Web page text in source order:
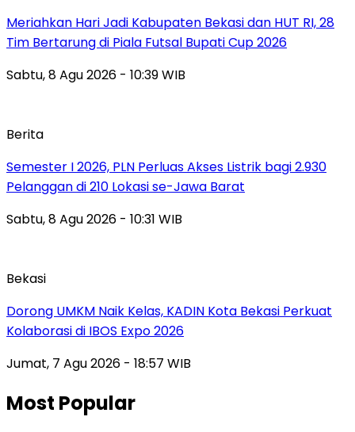
Meriahkan Hari Jadi Kabupaten Bekasi dan HUT RI, 28
Tim Bertarung di Piala Futsal Bupati Cup 2026
Sabtu, 8 Agu 2026 - 10:39 WIB
Berita
Semester I 2026, PLN Perluas Akses Listrik bagi 2.930
Pelanggan di 210 Lokasi se-Jawa Barat
Sabtu, 8 Agu 2026 - 10:31 WIB
Bekasi
Dorong UMKM Naik Kelas, KADIN Kota Bekasi Perkuat
Kolaborasi di IBOS Expo 2026
Jumat, 7 Agu 2026 - 18:57 WIB
Most Popular